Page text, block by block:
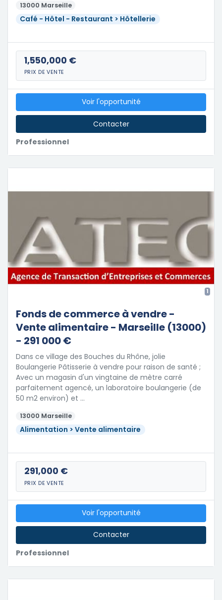
13000 Marseille
Café - Hôtel - Restaurant > Hôtellerie
1,550,000 €
PRIX DE VENTE
Professionnel
Voir l'opportunité
Contacter
1
Fonds de commerce à vendre -
Vente alimentaire - Marseille (13000)
- 291 000 €
Dans ce village des Bouches du Rhône, jolie
Boulangerie Pâtisserie à vendre pour raison de santé ;
Avec un magasin d'un vingtaine de mètre carré
parfaitement agencé, un laboratoire boulangerie (de
50 m2 environ) et …
13000 Marseille
Alimentation > Vente alimentaire
291,000 €
PRIX DE VENTE
Professionnel
Voir l'opportunité
Contacter